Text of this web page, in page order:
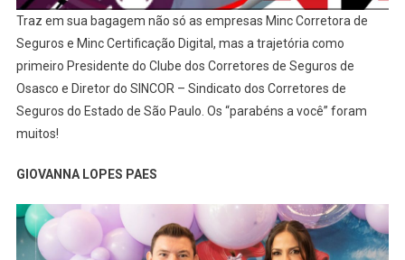
Traz em sua bagagem não só as empresas Minc Corretora de
Seguros e Minc Certificação Digital, mas a trajetória como
primeiro Presidente do Clube dos Corretores de Seguros de
Osasco e Diretor do SINCOR – Sindicato dos Corretores de
Seguros do Estado de São Paulo. Os “parabéns a você” foram
muitos!
GIOVANNA LOPES PAES